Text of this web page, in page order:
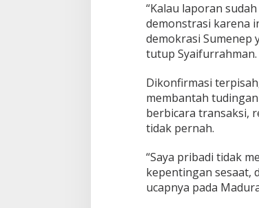
“Kalau laporan
demonstrasi karena
demokrasi Sumenep
tutup Syaifurrahman.
Dikonfirmasi
membantah
berbicara transaksi,
tidak pernah.
“Saya pribadi tidak
kepentingan sesaat,
ucapnya pada